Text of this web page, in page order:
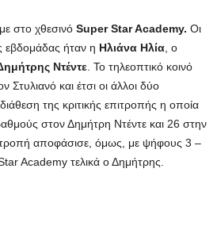
στο χθεσινό Super Star Academy. Οι
εβδομάδας ήταν η Ηλιάνα Ηλία , ο
Ντέντε . Το τηλεοπτικό κοινό
Στυλιανό και έτσι οι άλλοι δύο
της κριτικής επιτροπής η οποία
στον Δημήτρη Ντέντε και 26 στην
αποφάσισε, όμως, με ψήφους 3 –
Academy τελικά ο Δημήτρης.